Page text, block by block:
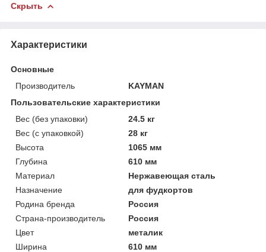
Скрыть
Характеристики
Основные
Производитель
KAYMAN
Пользовательские характеристики
Вес (без упаковки)
24.5 кг
Вес (с упаковкой)
28 кг
Высота
1065 мм
Глубина
610 мм
Материал
Нержавеющая сталь
Назначение
для фудкортов
Родина бренда
Россия
Страна-производитель
Россия
Цвет
металик
Ширина
610 мм